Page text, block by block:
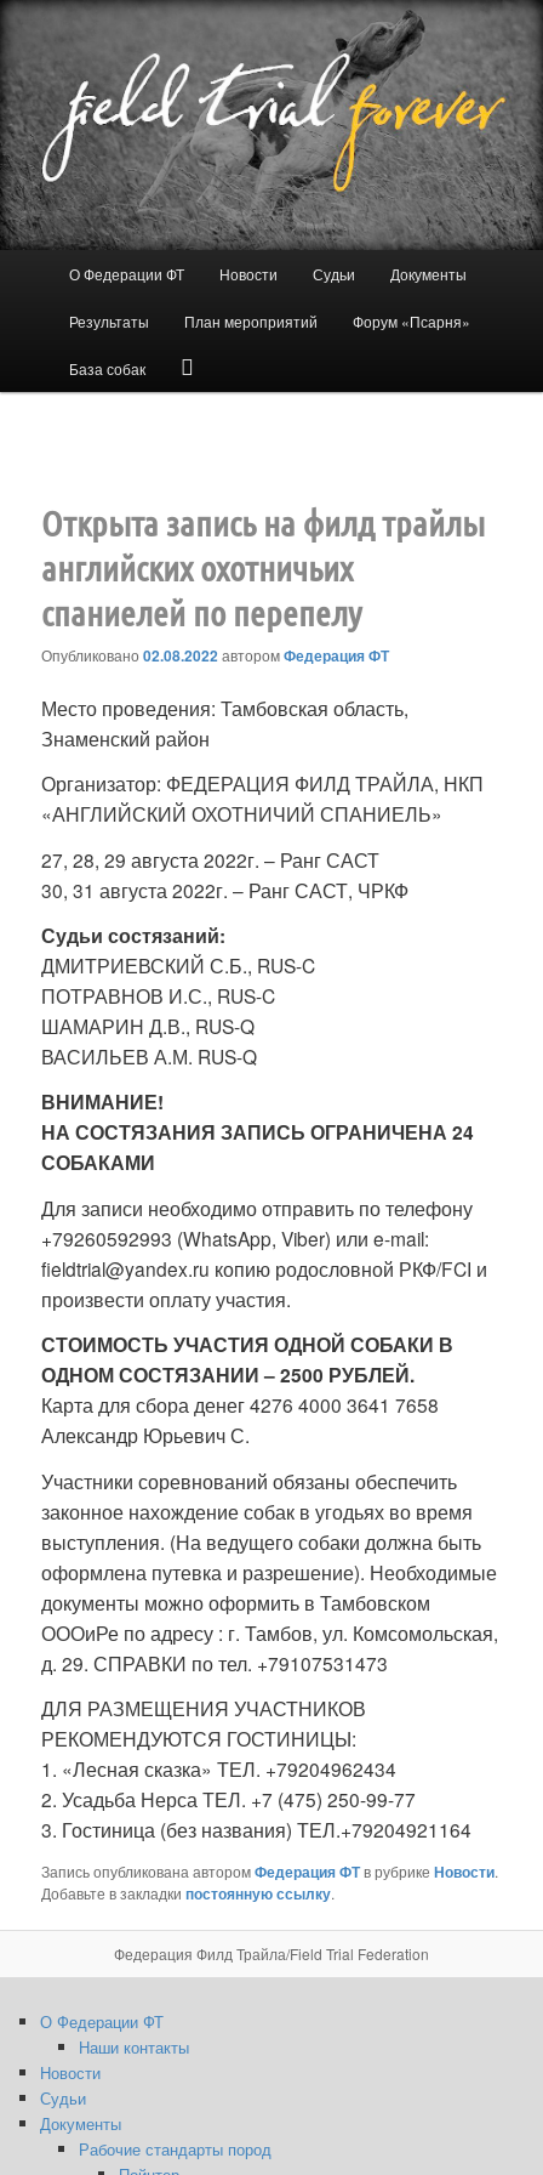
Перейти
содержимому
Федерация Филд Трайла
О Федерации ФТ Новости Судьи Документы
Результаты План мероприятий Форум «Псарня»
База собак
Открыта запись на филд трайлы
английских охотничьих
спаниелей по перепелу
Опубликовано02.08.2022авторомФедерация ФТ
Место проведения: Тамбовская область,
Знаменский район
Организатор: ФЕДЕРАЦИЯ ФИЛД ТРАЙЛА, НКП
«АНГЛИЙСКИЙ ОХОТНИЧИЙ СПАНИЕЛЬ»
27, 28, 29 августа 2022г. – Ранг САСТ
30, 31 августа 2022г. – Ранг САСТ, ЧРКФ
Судьи состязаний:
ДМИТРИЕВСКИЙ С.Б., RUS-C
ПОТРАВНОВ И.С., RUS-C
ШАМАРИН Д.В., RUS-Q
ВАСИЛЬЕВ А.М. RUS-Q
ВНИМАНИЕ!
НА СОСТЯЗАНИЯ ЗАПИСЬ ОГРАНИЧЕНА 24
СОБАКАМИ
Для записи необходимо отправить по телефону
+79260592993 (WhatsApp, Viber) или e-mail:
fieldtrial@yandex.ru копию родословной РКФ/FCI и
произвести оплату участия.
СТОИМОСТЬ УЧАСТИЯ ОДНОЙ СОБАКИ В
ОДНОМ СОСТЯЗАНИИ – 2500 РУБЛЕЙ.
Карта для сбора денег 4276 4000 3641 7658
Александр Юрьевич С.
Участники соревнований обязаны обеспечить
законное нахождение собак в угодьях во время
выступления. (На ведущего собаки должна быть
оформлена путевка и разрешение). Необходимые
документы можно оформить в Тамбовском
ОООиРе по адресу : г. Тамбов, ул. Комсомольская,
д. 29. СПРАВКИ по тел. +79107531473
ДЛЯ РАЗМЕЩЕНИЯ УЧАСТНИКОВ
РЕКОМЕНДУЮТСЯ ГОСТИНИЦЫ:
1. «Лесная сказка» ТЕЛ. +79204962434
2. Усадьба Нерса ТЕЛ. +7 (475) 250-99-77
3. Гостиница (без названия) ТЕЛ.+79204921164
Запись опубликована авторомФедерация ФТв рубрикеНовости.
Добавьте в закладкипостоянную ссылку.
Федерация Филд Трайла/Field Trial Federation
О Федерации ФТ
Наши контакты
Новости
Судьи
Документы
Рабочие стандарты пород